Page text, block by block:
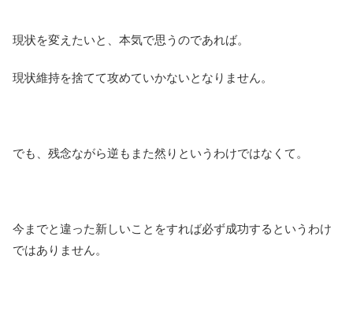
現状を変えたいと、本気で思うのであれば。
現状維持を捨てて攻めていかないとなりません。
でも、残念ながら逆もまた然りというわけではなくて。
今までと違った新しいことをすれば必ず成功するというわけ
ではありません。